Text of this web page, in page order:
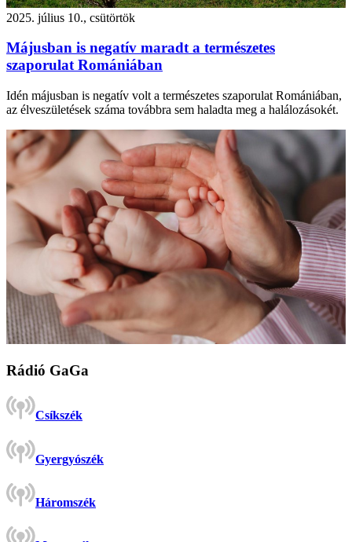
2025. július 10., csütörtök
Májusban is negatív maradt a természetes
szaporulat Romániában
Idén májusban is negatív volt a természetes szaporulat Romániában,
az élveszületések száma továbbra sem haladta meg a halálozásokét.
Rádió GaGa
Csíkszék
Gyergyószék
Háromszék